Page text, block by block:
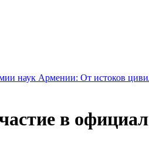
От истоков цивилизации к
в